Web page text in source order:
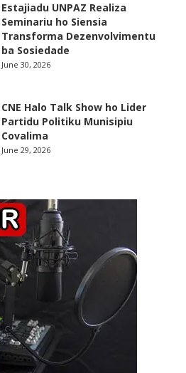
Estajiadu UNPAZ Realiza
Seminariu ho Siensia
Transforma Dezenvolvimentu
ba Sosiedade
June 30, 2026
CNE Halo Talk Show ho Lider
Partidu Politiku Munisipiu
Covalima
June 29, 2026